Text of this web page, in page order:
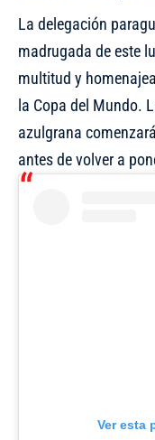
La delegación
madrugada de este
multitud y
la Copa del Mundo.
azulgrana
antes de volver a
Ver esta